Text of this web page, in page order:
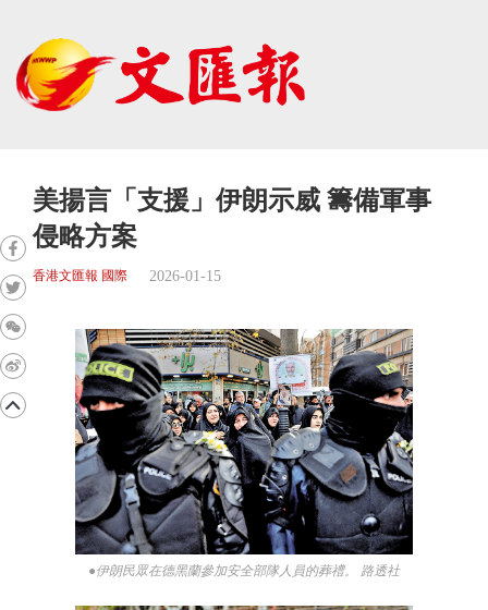
美揚言「支援」伊朗示威 籌備軍事
侵略方案
香港文匯報 國際 2026-01-15
●伊朗民眾在德黑蘭參加安全部隊人員的葬禮。 路透社